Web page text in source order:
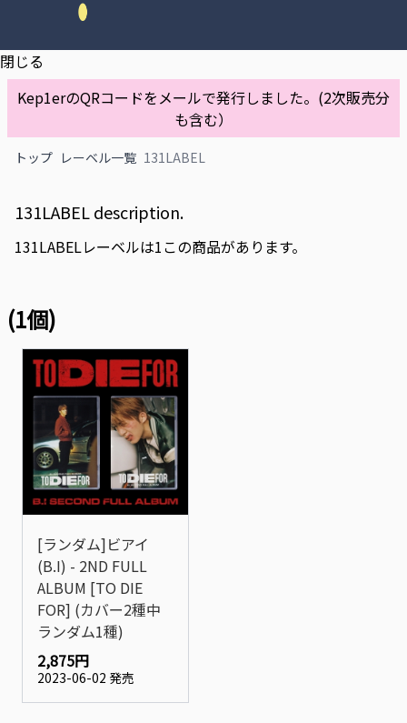
閉じる
Kep1erのQRコードをメールで発行しました。(2次販売分
も含む）
トップ レーベル一覧 131LABEL
131LABEL description.
131LABELレーベルは1この商品があります。
(1個)
[ランダム]ビアイ
(B.I) - 2ND FULL
ALBUM [TO DIE
FOR] (カバー2種中
ランダム1種)
2,875円
2023-06-02 発売